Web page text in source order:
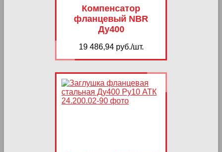
Компенсатор
фланцевый NBR
Ду400
19 486,94 руб./шт.